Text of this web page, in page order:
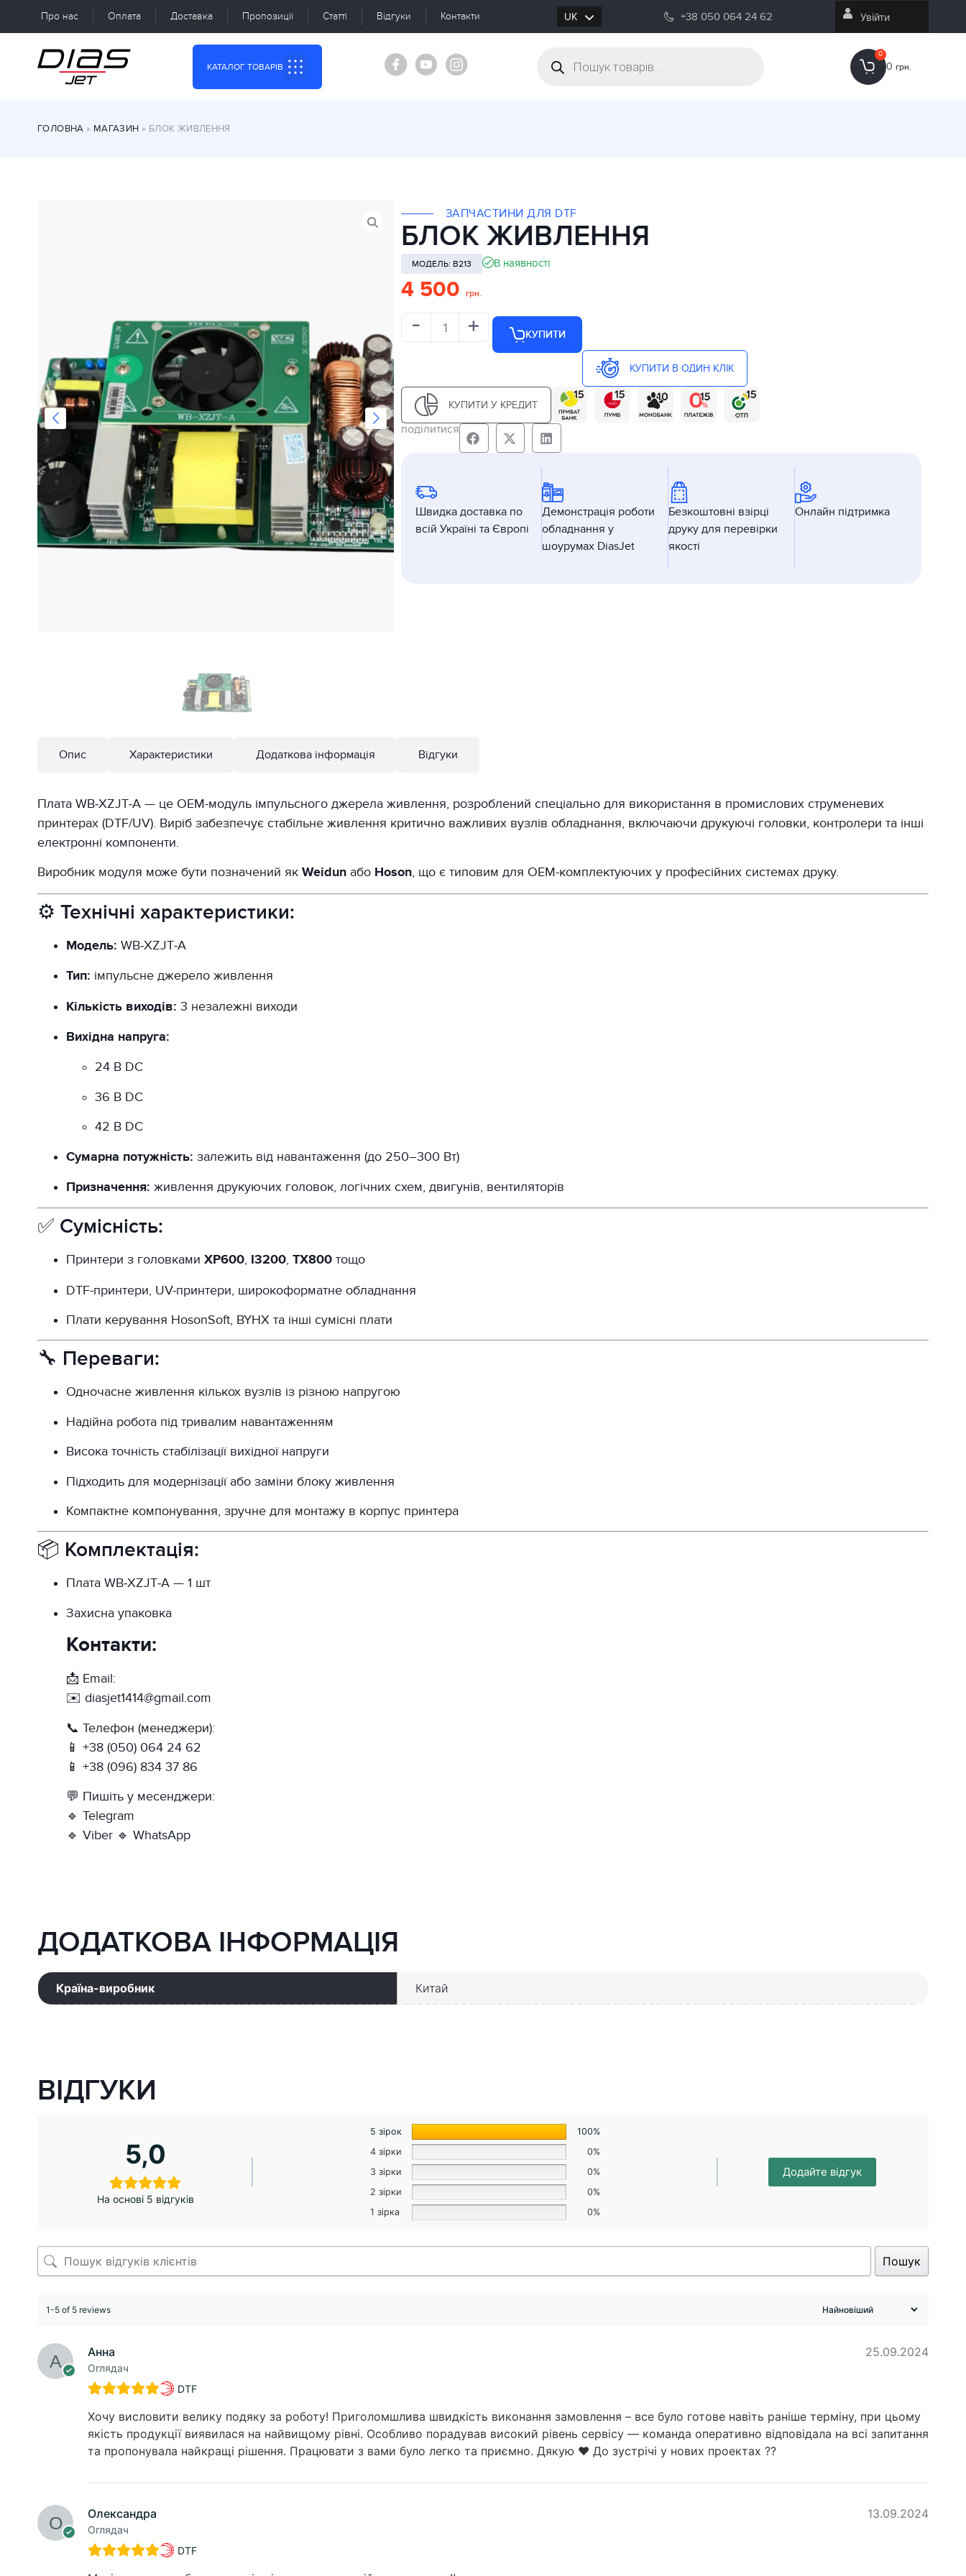
Про нас Оплата Доставка Пропозиції Статті Відгуки Контакти UK
RU +38 050 064 24 62 Увійти
КАТАЛОГ ТОВАРІВ 0 грн.
0
ГОЛОВНА » МАГАЗИН » БЛОК ЖИВЛЕННЯ
ЗАПЧАСТИНИ ДЛЯ DTF
БЛОК ЖИВЛЕННЯ
МОДЕЛЬ: B213 В наявності
4 500 грн.
- + КУПИТИ
КУПИТИ В ОДИН КЛІК
КУПИТИ У КРЕДИТ
поділитися
Швидка доставка по
всій Україні та Європі
Демонстрація роботи
обладнання у
шоурумах DiasJet
Безкоштовні взірці
друку для перевірки
якості
Онлайн підтримка
Опис Характеристики Додаткова інформація Відгуки
Плата WB‑XZJT‑A — це OEM-модуль імпульсного джерела живлення, розроблений спеціально для використання в промислових струменевих
принтерах (DTF/UV). Виріб забезпечує стабільне живлення критично важливих вузлів обладнання, включаючи друкуючі головки, контролери та інші
електронні компоненти.
Виробник модуля може бути позначений як Weidun або Hoson, що є типовим для OEM-комплектуючих у професійних системах друку.
⚙️ Технічні характеристики:
Модель: WB‑XZJT‑A
Тип: імпульсне джерело живлення
Кількість виходів: 3 незалежні виходи
Вихідна напруга:
24 В DC
36 В DC
42 В DC
Сумарна потужність: залежить від навантаження (до 250–300 Вт)
Призначення: живлення друкуючих головок, логічних схем, двигунів, вентиляторів
✅ Сумісність:
Принтери з головками XP600, I3200, TX800 тощо
DTF-принтери, UV-принтери, широкоформатне обладнання
Плати керування HosonSoft, BYHX та інші сумісні плати
🔧 Переваги:
Одночасне живлення кількох вузлів із різною напругою
Надійна робота під тривалим навантаженням
Висока точність стабілізації вихідної напруги
Підходить для модернізації або заміни блоку живлення
Компактне компонування, зручне для монтажу в корпус принтера
📦 Комплектація:
Плата WB‑XZJT‑A — 1 шт
Захисна упаковка
Контакти:
📩 Email:
✉️ diasjet1414@gmail.com
📞 Телефон (менеджери):
📱 +38 (050) 064 24 62
📱 +38 (096) 834 37 86
💬 Пишіть у месенджери:
🔹 Telegram
🔹 Viber 🔹 WhatsApp
ДОДАТКОВА ІНФОРМАЦІЯ
Країна-виробник Китай
ВІДГУКИ
5,0
На основі 5 відгуків
5 зірок
100%
4 зірки
0%
3 зірки
0%
2 зірки
0%
1 зірка
0%
Додайте відгук
Пошук
1-5 of 5 reviews
Анна
Оглядач
25.09.2024
DTF
Хочу висловити велику подяку за роботу! Приголомшлива швидкість виконання замовлення – все було готове навіть раніше терміну, при цьому
якість продукції виявилася на найвищому рівні. Особливо порадував високий рівень сервісу — команда оперативно відповідала на всі запитання
та пропонувала найкращі рішення. Працювати з вами було легко та приємно. Дякую ❤️ До зустрічі у нових проектах ??
Олександра
Оглядач
13.09.2024
DTF